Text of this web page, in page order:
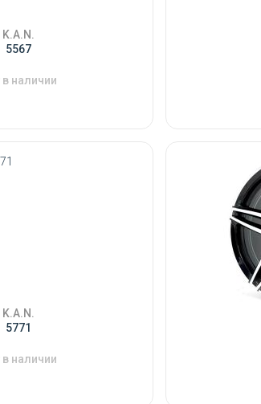
K.A.N.
5567
наличии
K.A.N.
5771
наличии